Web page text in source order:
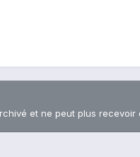
et ne peut plus recevoir